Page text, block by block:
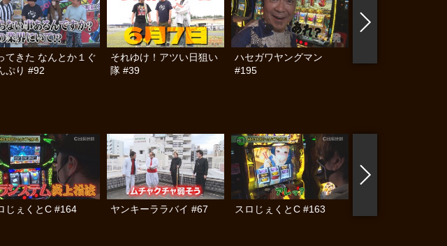
てきた なんとか１ぐ
ぷり #92
それゆけ！アツい日狙い
隊 #39
ハセガワヤングマン
#195
じぇくとC #164 ヤンキーララバイ #67 スロじぇくとC #163